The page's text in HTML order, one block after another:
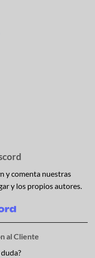
y comenta nuestras
y los propios autores.
al Cliente